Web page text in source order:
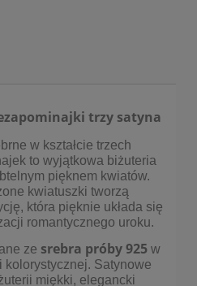
kosztów płatności
trzy satyna
w kształcie trzech
to wyjątkowa biżuteria
pięknem kwiatów.
kwiatuszki tworzą
która pięknie układa się
romantycznego uroku.
ze srebra próby 925 w
Satynowe
miękki, elegancki